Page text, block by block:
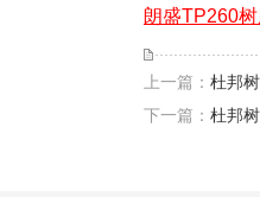
朗盛TP260
上一篇： 杜邦
下一篇： 杜邦